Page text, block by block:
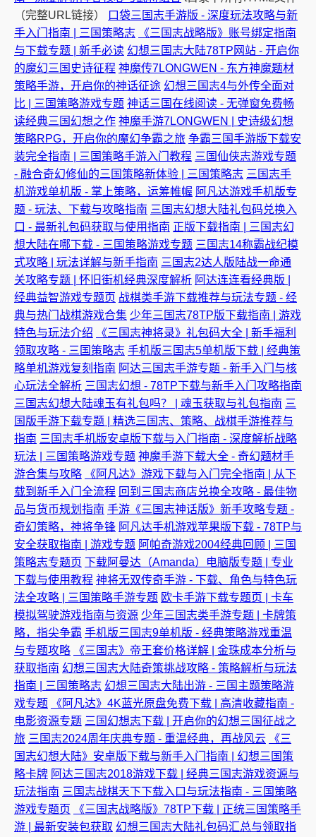
（完整URL链接）
口袋三国志手游版 - 深度玩法攻略与新
手入门指南 | 三国策略志
《三国志战略版》账号绑定指南
与下载专题 | 新手必读 幻想三国志大陆78TP网站 - 开启你
的魔幻三国史诗征程 神魔传7LONGWEN - 东方神魔题材
策略手游，开启你的神话征途 幻想三国志4与外传全面对
比 | 三国策略游戏专题 神话三国在线阅读 - 无弹窗免费畅
读经典三国幻想之作 神魔手游7LONGWEN | 史诗级幻想
策略RPG，开启你的魔幻争霸之旅 争霸三国手游版下载安
装完全指南 | 三国策略手游入门教程 三国仙侠志游戏专题
- 融合奇幻修仙的三国策略新体验 | 三国策略志 三国志手
机游戏单机版 - 掌上策略，运筹帷幄 阿凡达游戏手机版专
题 - 玩法、下载与攻略指南 三国志幻想大陆礼包码兑换入
口 - 最新礼包码获取与使用指南 正版下载指南 | 三国志幻
想大陆在哪下载 - 三国策略游戏专题 三国志14称霸战纪模
式攻略 | 玩法详解与新手指南 三国志2达人版陆战一命通
关攻略专题 | 怀旧街机经典深度解析 阿达连连看经典版 |
经典益智游戏专题页 战棋类手游下载推荐与玩法专题 - 经
典与热门战棋游戏合集 少年三国志78TP版下载指南 | 游戏
特色与玩法介绍
《三国志神将录》礼包码大全 | 新手福利
领取攻略 - 三国策略志 手机版三国志5单机版下载 | 经典策
略单机游戏复刻指南 阿达三国志手游专题 - 新手入门与核
心玩法全解析 三国志幻想 - 78TP下载与新手入门攻略指南
三国志幻想大陆魂玉有礼包吗？ | 魂玉获取与礼包指南 三
国版手游下载专题 | 精选三国志、策略、战棋手游推荐与
指南 三国志手机版安卓版下载与入门指南 - 深度解析战略
玩法 | 三国策略游戏专题 神魔手游下载大全 - 奇幻题材手
游合集与攻略
《阿凡达》游戏下载与入门完全指南 | 从下
载到新手入门全流程 回到三国志商店兑换全攻略 - 最佳物
品与货币规划指南 手游《三国志神话版》新手攻略专题 -
奇幻策略，神将争锋 阿凡达手机游戏苹果版下载 - 78TP与
安全获取指南 | 游戏专题 阿帕奇游戏2004经典回顾 | 三国
策略志专题页 下载阿曼达（Amanda）电脑版专题 | 专业
下载与使用教程 神将无双传奇手游 - 下载、角色与特色玩
法全攻略 | 三国策略手游专题 欧卡手游下载专题页 | 卡车
模拟驾驶游戏指南与资源 少年三国志类手游专题 | 卡牌策
略，指尖争霸 手机版三国志9单机版 - 经典策略游戏重温
与专题攻略
《三国志》帝王套价格详解 | 金珠成本分析与
获取指南 幻想三国志大陆奇策挑战攻略 - 策略解析与玩法
指南 | 三国策略志 幻想三国志大陆出游 - 三国主题策略游
戏专题
《阿凡达》4K蓝光原盘免费下载 | 高清收藏指南 -
电影资源专题 三国幻想志下载 | 开启你的幻想三国征战之
旅 三国志2024周年庆典专题 - 重温经典，再战风云
《三
国志幻想大陆》安卓版下载与新手入门指南 | 幻想三国策
略卡牌 阿达三国志2018游戏下载 | 经典三国志游戏资源与
玩法指南 三国志战棋天下下载入口与玩法指南 - 三国策略
游戏专题页
《三国志战略版》78TP下载 | 正统三国策略手
游 | 最新安装包获取 幻想三国志大陆礼包码汇总与领取指